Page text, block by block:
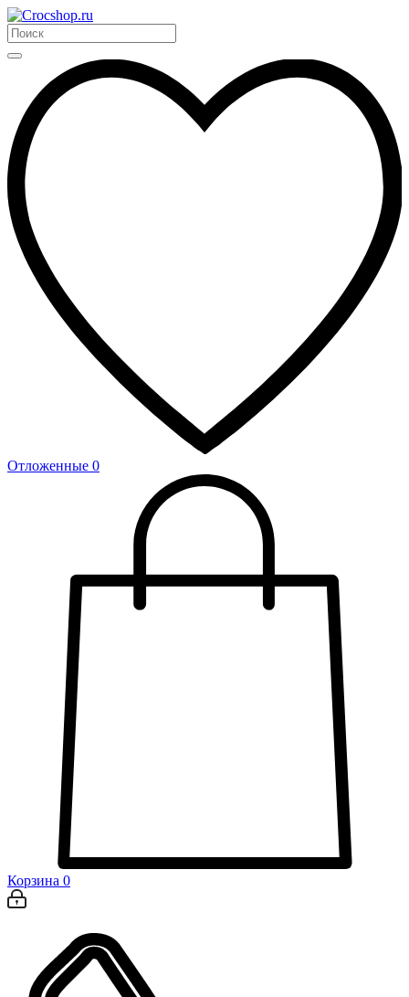
Отложенные 0
Корзина 0